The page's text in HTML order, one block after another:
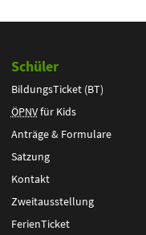
Schüler
BildungsTicket (BT)
ÖPNVfür Kids
Anträge & Formulare
Satzung
Kontakt
Zweitausstellung
FerienTicket